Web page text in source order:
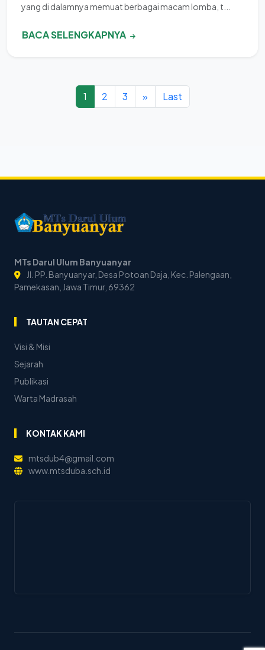
yang di dalamnya memuat berbagai macam lomba, t...
BACA SELENGKAPNYA
1 2 3 » Last
MTs Darul Ulum Banyuanyar
Jl. PP. Banyuanyar, Desa Potoan Daja, Kec. Palengaan,
Pamekasan, Jawa Timur, 69362
TAUTAN CEPAT
Visi & Misi
Sejarah
Publikasi
Warta Madrasah
KONTAK KAMI
mtsdub4@gmail.com
www.mtsduba.sch.id